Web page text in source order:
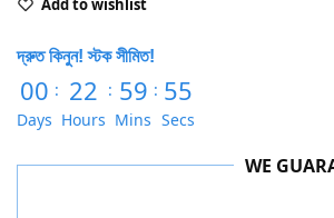
দ্রুত কিনুন! স্টক সীমিত!
00
Days
: 22
Hours
: 59
Mins
: 54
Secs
WE